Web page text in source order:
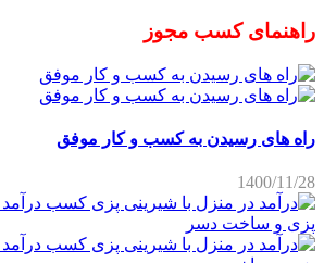
راهنمای کسب مجوز
راه های رسیدن به کسب و کار موفق
1400/11/28